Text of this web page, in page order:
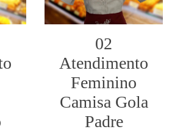
02
Atendimento
Feminino
Camisa Gola
Padre